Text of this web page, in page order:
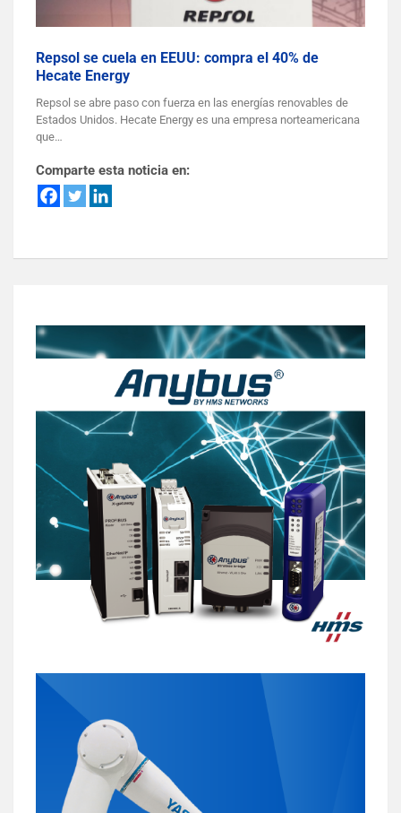
Repsol se cuela en EEUU: compra el 40% de
Hecate Energy
Repsol se abre paso con fuerza en las energías renovables de
Estados Unidos. Hecate Energy es una empresa norteamericana
que…
Comparte esta noticia en: